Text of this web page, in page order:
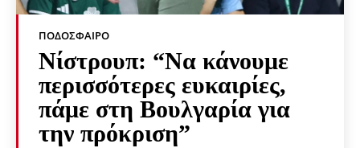
ΠΟΔΌΣΦΑΙΡΟ
Νίστρουπ: “Να κάνουμε
περισσότερες ευκαιρίες,
πάμε στη Βουλγαρία για
την πρόκριση”